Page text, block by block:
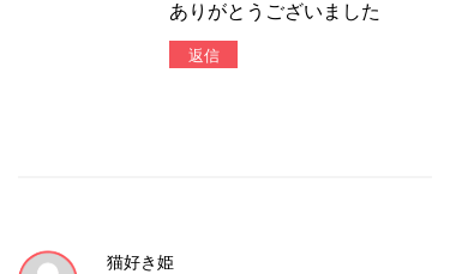
ありがとうございました
返信
猫好き姫